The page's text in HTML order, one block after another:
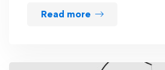
Read more